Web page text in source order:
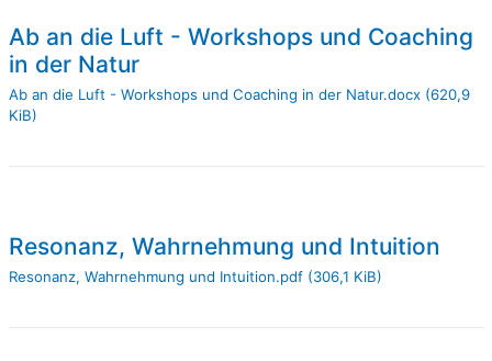
Ab an die Luft - Workshops und Coaching
in der Natur
Ab an die Luft - Workshops und Coaching in der Natur.docx (620,9
KiB)
Resonanz, Wahrnehmung und Intuition
Resonanz, Wahrnehmung und Intuition.pdf (306,1 KiB)